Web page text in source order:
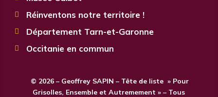
 Réinventons notre territoire !
 Département Tarn-et-Garonne
 Occitanie en commun
© 2026 – Geoffrey SAPIN – Tête de liste » Pour
Grisolles, Ensemble et Autremement » – Tous